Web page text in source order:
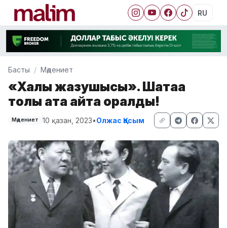
RU
Басты Мәдениет
«Халық жазушысы». Шатаққа
толы атақ қайта оралды!
Мәдениет 10 қазан, 2023•Олжас Қасым